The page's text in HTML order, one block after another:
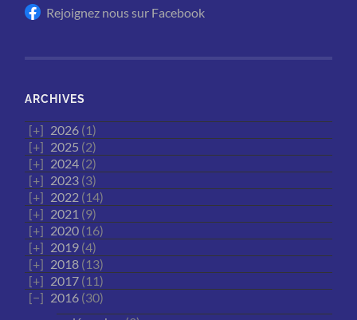
Rejoignez nous sur Facebook
ARCHIVES
2026 (1)
2025 (2)
2024 (2)
2023 (3)
2022 (14)
2021 (9)
2020 (16)
2019 (4)
2018 (13)
2017 (11)
2016 (30)